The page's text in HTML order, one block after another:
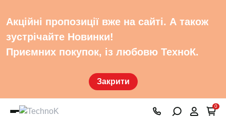
Акційні пропозиції вже на сайті. А також
зустрічайте Новинки!
Приємних покупок, із любовю ТехноК.
Закрити
0